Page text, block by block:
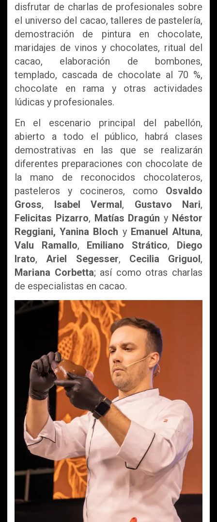
disfrutar de charlas de profesionales sobre
el universo del cacao, talleres de pastelería,
demostración de pintura en chocolate,
maridajes de vinos y chocolates, ritual del
cacao, elaboración de bombones,
templado, cascada de chocolate al 70 %,
chocolate en rama y otras actividades
lúdicas y profesionales.
En el escenario principal del pabellón,
abierto a todo el público, habrá clases
demostrativas en las que se realizarán
diferentes preparaciones con chocolate de
la mano de reconocidos chocolateros,
pasteleros y cocineros, como Osvaldo
Gross, Isabel Vermal, Gustavo Nari,
Felicitas Pizarro, Matías Dragún y Néstor
Reggiani, Yanina Bloch y Emanuel Altuna,
Valu Ramallo, Emiliano Strático, Diego
Irato, Ariel Segesser, Cecilia Griguol,
Mariana Corbetta; así como otras charlas
de especialistas en cacao.